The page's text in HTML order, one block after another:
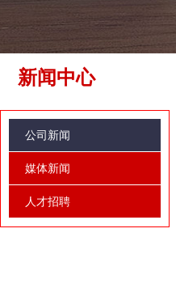
新闻中心
公司新闻
媒体新闻
人才招聘